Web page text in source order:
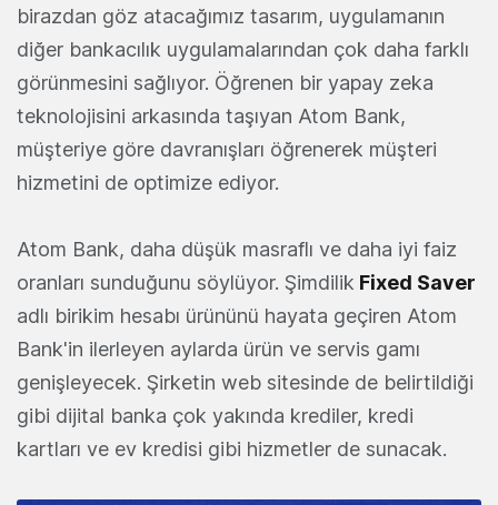
birazdan göz atacağımız tasarım, uygulamanın
diğer bankacılık uygulamalarından çok daha farklı
görünmesini sağlıyor. Öğrenen bir yapay zeka
teknolojisini arkasında taşıyan Atom Bank,
müşteriye göre davranışları öğrenerek müşteri
hizmetini de optimize ediyor.
Atom Bank, daha düşük masraflı ve daha iyi faiz
oranları sunduğunu söylüyor. Şimdilik Fixed Saver
adlı birikim hesabı ürününü hayata geçiren Atom
Bank'in ilerleyen aylarda ürün ve servis gamı
genişleyecek. Şirketin web sitesinde de belirtildiği
gibi dijital banka çok yakında krediler, kredi
kartları ve ev kredisi gibi hizmetler de sunacak.